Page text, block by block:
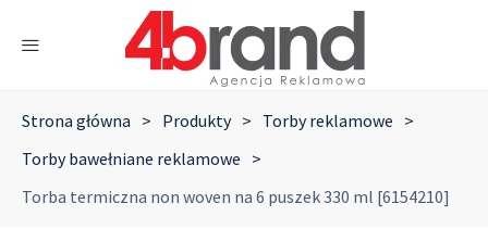
Strona główna > Produkty > Torby reklamowe >
Torby bawełniane reklamowe >
Torba termiczna non woven na 6 puszek 330 ml [6154210]